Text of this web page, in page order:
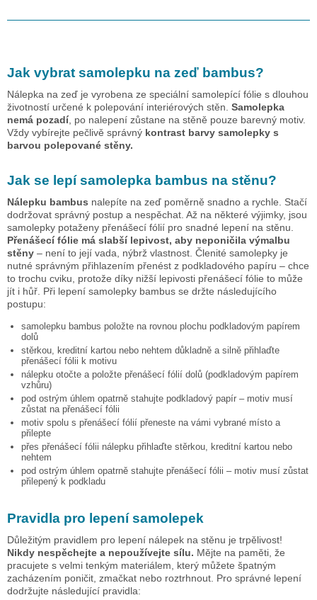
Jak vybrat samolepku na zeď bambus?
Nálepka na zeď je vyrobena ze speciální samolepící fólie s dlouhou
životností určené k polepování interiérových stěn. Samolepka
nemá pozadí, po nalepení zůstane na stěně pouze barevný motiv.
Vždy vybírejte pečlivě správný kontrast barvy samolepky s
barvou polepované stěny.
Jak se lepí samolepka bambus na stěnu?
Nálepku bambus nalepíte na zeď poměrně snadno a rychle. Stačí
dodržovat správný postup a nespěchat. Až na některé výjimky, jsou
samolepky potaženy přenášecí fólií pro snadné lepení na stěnu.
Přenášecí fólie má slabší lepivost, aby neponičila výmalbu
stěny – není to její vada, nýbrž vlastnost. Členité samolepky je
nutné správným přihlazením přenést z podkladového papíru – chce
to trochu cviku, protože díky nižší lepivosti přenášecí fólie to může
jít i hůř. Při lepení samolepky bambus se držte následujícího
postupu:
samolepku bambus položte na rovnou plochu podkladovým papírem
dolů
stěrkou, kreditní kartou nebo nehtem důkladně a silně přihlaďte
přenášecí fólii k motivu
nálepku otočte a položte přenášecí fólií dolů (podkladovým papírem
vzhůru)
pod ostrým úhlem opatrně stahujte podkladový papír – motiv musí
zůstat na přenášecí fólii
motiv spolu s přenášecí fólií přeneste na vámi vybrané místo a
přilepte
přes přenášecí fólii nálepku přihlaďte stěrkou, kreditní kartou nebo
nehtem
pod ostrým úhlem opatrně stahujte přenášecí fólii – motiv musí zůstat
přilepený k podkladu
Pravidla pro lepení samolepek
Důležitým pravidlem pro lepení nálepek na stěnu je trpělivost!
Nikdy nespěchejte a nepoužívejte sílu. Mějte na paměti, že
pracujete s velmi tenkým materiálem, který můžete špatným
zacházením poničit, zmačkat nebo roztrhnout. Pro správné lepení
dodržujte následující pravidla: